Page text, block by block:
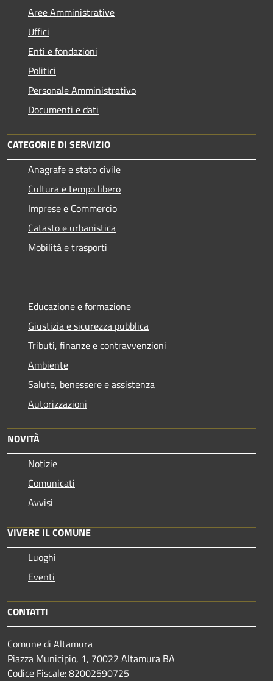
Aree Amministrative
Uffici
Enti e fondazioni
Politici
Personale Amministrativo
Documenti e dati
CATEGORIE DI SERVIZIO
Anagrafe e stato civile
Cultura e tempo libero
Imprese e Commercio
Catasto e urbanistica
Mobilità e trasporti
Educazione e formazione
Giustizia e sicurezza pubblica
Tributi, finanze e contravvenzioni
Ambiente
Salute, benessere e assistenza
Autorizzazioni
NOVITÀ
Notizie
Comunicati
Avvisi
VIVERE IL COMUNE
Luoghi
Eventi
CONTATTI
Comune di Altamura
Piazza Municipio, 1, 70022 Altamura BA
Codice Fiscale: 82002590725